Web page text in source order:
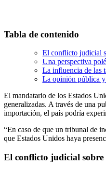
Tabla de contenido
El conflicto judicial
Una perspectiva
La influencia de las
La opinión pública
El mandatario de los Estados
generalizadas. A través de una
importación, el país podría
“En caso de que un tribunal de
que Estados Unidos haya
El conflicto judicial sobre